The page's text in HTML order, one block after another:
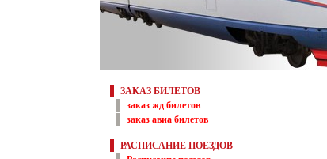
ЗАКАЗ БИЛЕТОВ
заказ жд билетов
заказ авиа билетов
РАСПИСАНИЕ ПОЕЗДОВ